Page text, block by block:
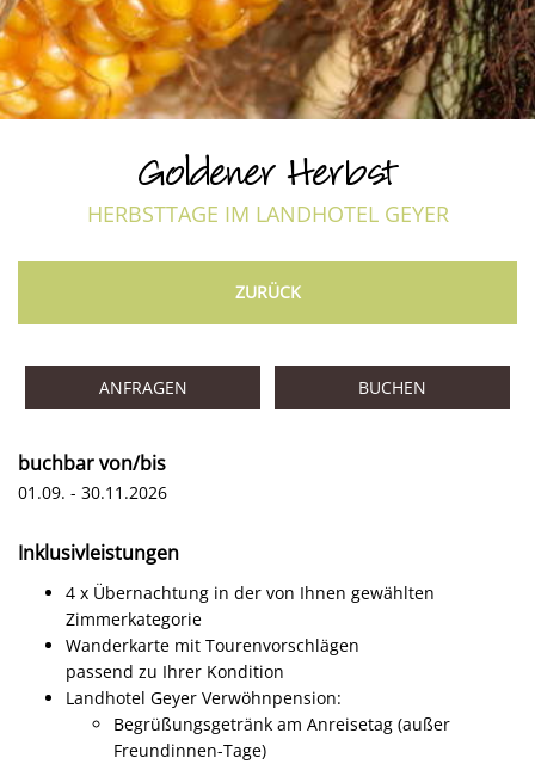
Goldener Herbst
HERBSTTAGE IM LANDHOTEL GEYER
ZURÜCK
ANFRAGEN BUCHEN
buchbar von/bis
01.09. - 30.11.2026
Inklusivleistungen
4 x Übernachtung in der von Ihnen gewählten
Zimmerkategorie
Wanderkarte mit Tourenvorschlägen
passend zu Ihrer Kondition
Landhotel Geyer Verwöhnpension:
Begrüßungsgetränk am Anreisetag (außer
Freundinnen-Tage)